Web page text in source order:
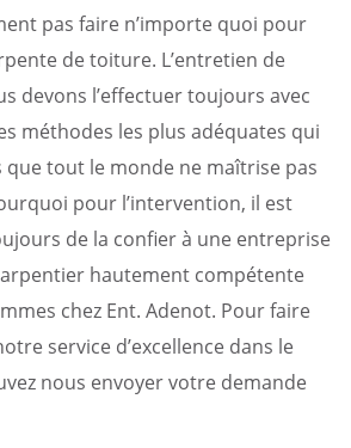
pas faire n’importe quoi pour
de toiture. L’entretien de
devons l’effectuer toujours avec
méthodes les plus adéquates qui
que tout le monde ne maîtrise pas
pour l’intervention, il est
de la confier à une entreprise
hautement compétente
chez Ent. Adenot. Pour faire
service d’excellence dans le
nous envoyer votre demande